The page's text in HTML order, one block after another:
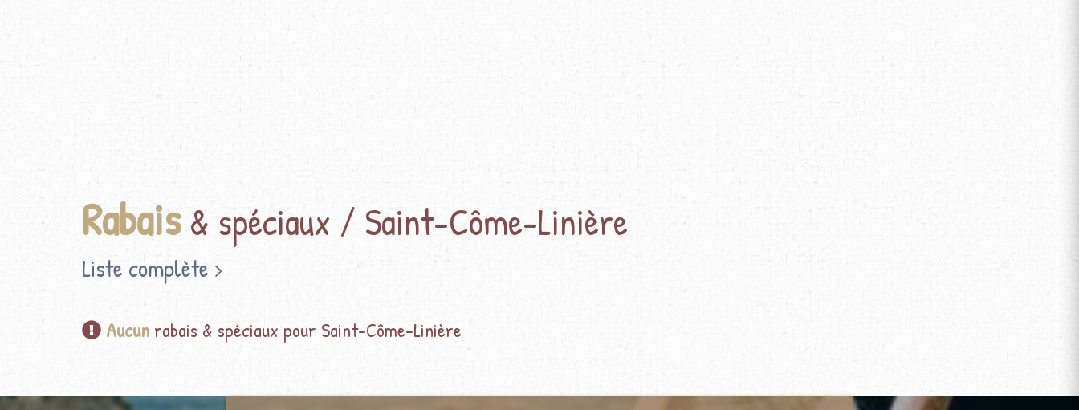
Rabais& spéciaux / Saint-Côme-Linière
Liste complète
Aucun rabais & spéciaux pour Saint-Côme-Linière